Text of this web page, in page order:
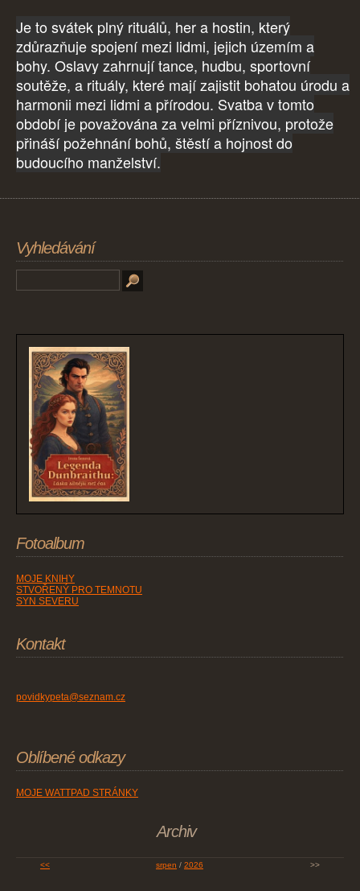
Je to svátek plný rituálů, her a hostin, který
zdůrazňuje spojení mezi lidmi, jejich územím a
bohy. Oslavy zahrnují tance, hudbu, sportovní
soutěže, a rituály, které mají zajistit bohatou úrodu a
harmonii mezi lidmi a přírodou. Svatba v tomto
období je považována za velmi příznivou, protože
přináší požehnání bohů, štěstí a hojnost do
budoucího manželství.
Vyhledávání
Fotoalbum
MOJE KNIHY
STVOŘENÝ PRO TEMNOTU
SYN SEVERU
Kontakt
povidkypeta@seznam.cz
Oblíbené odkazy
MOJE WATTPAD STRÁNKY
Archiv
<< srpen / 2026 >>